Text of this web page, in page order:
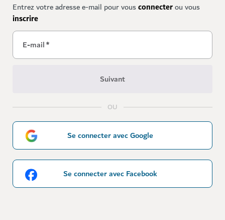
Entrez votre adresse e-mail pour vousconnecterou vous
inscrire
E-mail*
Suivant
OU
Se connecter avec Google
Se connecter avec Facebook